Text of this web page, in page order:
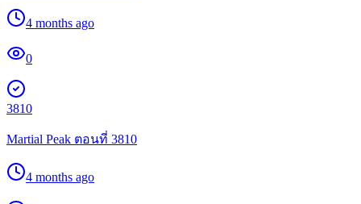
4 months ago
0
3810
Martial Peak ตอนที่ 3810
4 months ago